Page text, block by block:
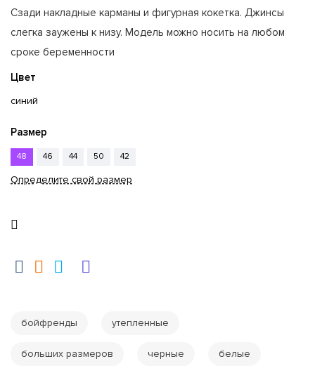
Сзади накладные карманы и фигурная кокетка. Джинсы
слегка заужены к низу. Модель можно носить на любом
сроке беременности
Цвет
синий
Размер
48 46 44 50 42
Определите свой размер
бойфренды утепленные
больших размеров черные белые